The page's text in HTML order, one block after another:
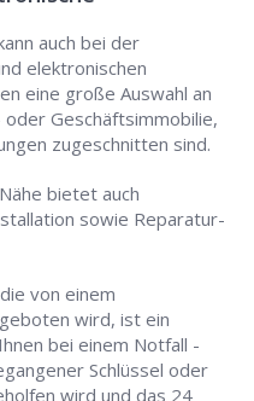
auch bei der
elektronischen
eine große Auswahl an
Geschäftsimmobilie,
zugeschnitten sind.
bietet auch
sowie Reparatur-
von einem
wird, ist ein
bei einem Notfall -
Schlüssel oder
wird und das 24